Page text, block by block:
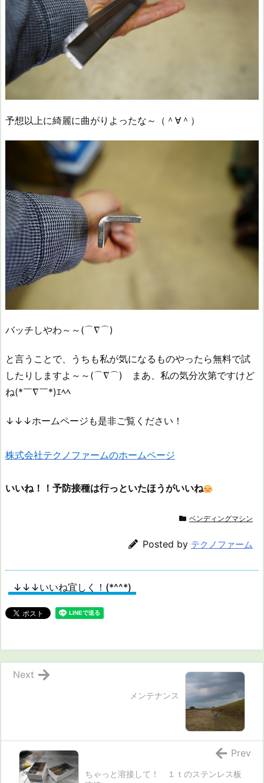
予想以上に綺麗に曲がりよったな～（＾∀＾）
バッチしやわ～～(⌒∇⌒)
と言うことで、うちも私が気になるものやったら無料で試
したりしますよ～～(⌒∇⌒) まあ、私の気分次第ですけど
ね(*￣∇￣*)ｴﾍﾍ
↓↓↓ホームページも是非ご覧ください！
株式会社テクノファームのホームページ
いいね！！予防接種は行っといたほうがいいね
ベンディングマシン
Posted by テクノファーム
↓↓↓いいね宜しく！(*^^*)
メンテナンス
Next
ちゃっと溶接して！ １ｔのステンレス板
Prev